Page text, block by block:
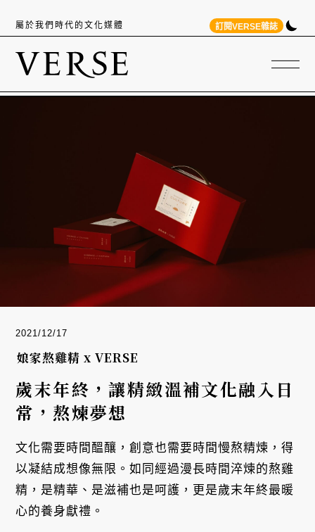
屬於我們時代的文化媒體 訂閱VERSE雜誌
2021/12/17
娘家熬雞精 x VERSE
歲末年終，讓精緻溫補文化融入日
常，熬煉夢想
文化需要時間醞釀，創意也需要時間慢熬精煉，得
以凝結成想像無限。如同經過漫長時間淬煉的熬雞
精，是精華、是滋補也是呵護，更是歲末年終最暖
心的養身獻禮。